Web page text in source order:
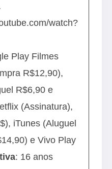
watch?
Play Filmes
R$12,90),
R$6,90 e
(Assinatura),
iTunes (Aluguel
e Vivo Play
: 16 anos